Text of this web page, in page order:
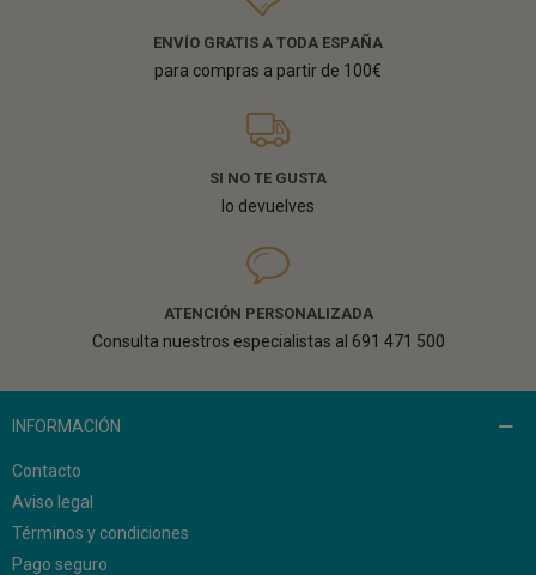
ENVÍO GRATIS A TODA ESPAÑA
para compras a partir de 100€
SI NO TE GUSTA
lo devuelves
ATENCIÓN PERSONALIZADA
Consulta nuestros especialistas al 691 471 500
INFORMACIÓN
Contacto
Aviso legal
Términos y condiciones
Pago seguro